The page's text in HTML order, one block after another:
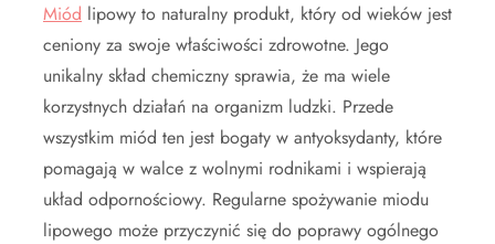
Miód lipowy to naturalny produkt, który od wieków jest
ceniony za swoje właściwości zdrowotne. Jego
unikalny skład chemiczny sprawia, że ma wiele
korzystnych działań na organizm ludzki. Przede
wszystkim miód ten jest bogaty w antyoksydanty, które
pomagają w walce z wolnymi rodnikami i wspierają
układ odpornościowy. Regularne spożywanie miodu
lipowego może przyczynić się do poprawy ogólnego